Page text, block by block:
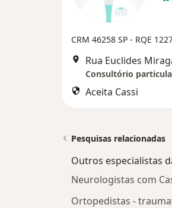
CRM 46258 SP - RQE
Consultório
Aceita Cassi
Pesquisas relacionadas
Outros especialistas
Neurologistas com
Ortopedistas -